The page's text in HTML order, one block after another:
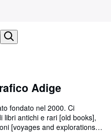
Adige
fondato nel 2000. Ci
libri antichi e rari [old books],
[voyages and explorations],